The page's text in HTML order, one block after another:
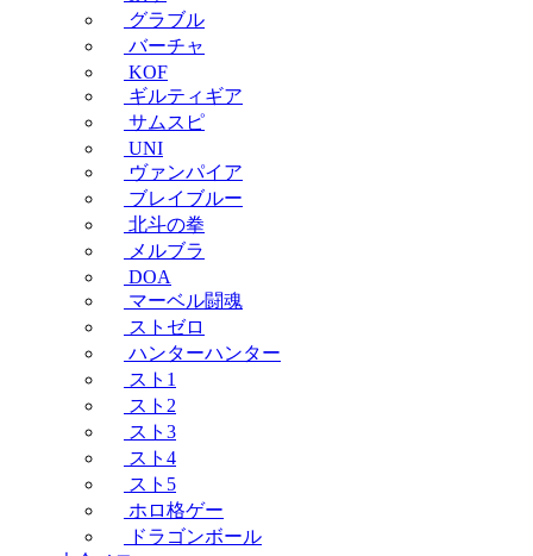
グラブル
バーチャ
KOF
ギルティギア
サムスピ
UNI
ヴァンパイア
ブレイブルー
北斗の拳
メルブラ
DOA
マーベル闘魂
ストゼロ
ハンターハンター
スト1
スト2
スト3
スト4
スト5
ホロ格ゲー
ドラゴンボール